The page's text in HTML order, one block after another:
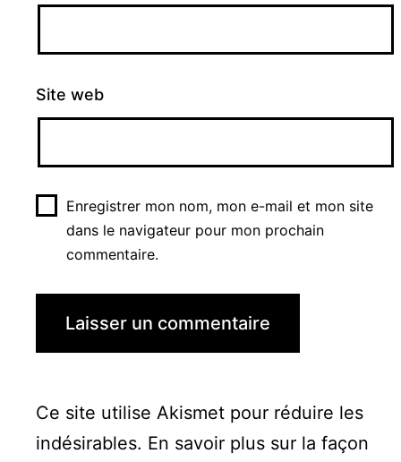
Site web
Enregistrer mon nom, mon e-mail et mon site
dans le navigateur pour mon prochain
commentaire.
Ce site utilise Akismet pour réduire les
indésirables. En savoir plus sur la façon